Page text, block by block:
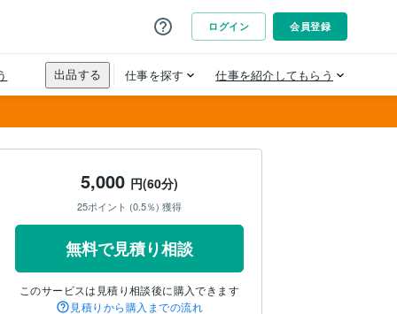
5,000 円(60分)
25ポイント (0.5％) 獲得
無料で見積り相談
このサービスは見積り相談後に購入できます
見積りから購入までの流れ